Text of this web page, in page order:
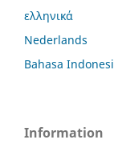
ελληνικά
Nederlands
Bahasa
Information